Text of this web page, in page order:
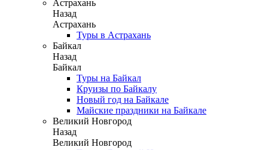
Астрахань
Назад
Астрахань
Туры в Астрахань
Байкал
Назад
Байкал
Туры на Байкал
Круизы по Байкалу
Новый год на Байкале
Майские праздники на Байкале
Великий Новгород
Назад
Великий Новгород